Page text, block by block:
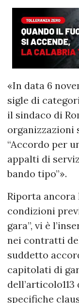
«In data 6
sigle di
il sindaco di
organizzazioni
“Accordo per
appalti di
bando tipo”».
Riporta ancora
condizioni
gara”, vi è
nei contratti
suddetto
capitolati di
specifiche